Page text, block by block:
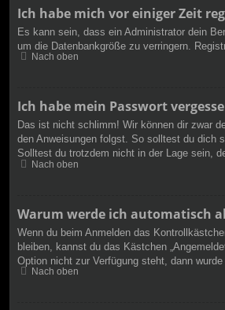
Ich habe mich vor einiger Zeit
Es kann sein, dass ein Administrator dein
um die Datenbankgröße zu verringern.
Nach oben
Ich habe mein Passwort
Das ist nicht schlimm! Wir können dir zwar
den Anweisungen folgst. So solltest du dich
Solltest du trotzdem nicht in der Lage sein,
Nach oben
Warum werde ich automatisch
Wenn du beim Anmelden das
bleiben, kannst du das Kästchen
Option nicht zur Verfügung steht, dann
Nach oben